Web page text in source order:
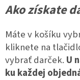
Ako získate
Máte v košíku
kliknete na
vybrať darček. U
ku každej